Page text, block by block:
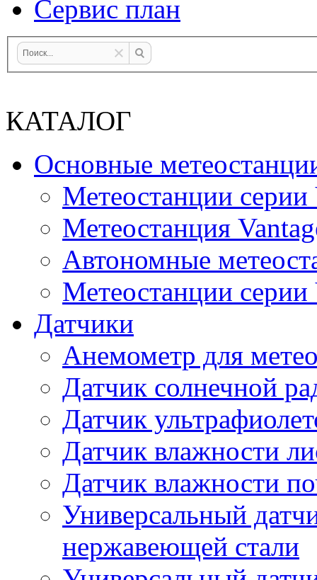
Сервис план
КАТАЛОГ
Основные
Метеостанции
Метеостанция
Автономные
Метеостанции серии
Датчики
Анемометр для
Датчик солнечной
Датчик
Датчик влажности
Датчик влажности
Универсальный
нержавеющей стали